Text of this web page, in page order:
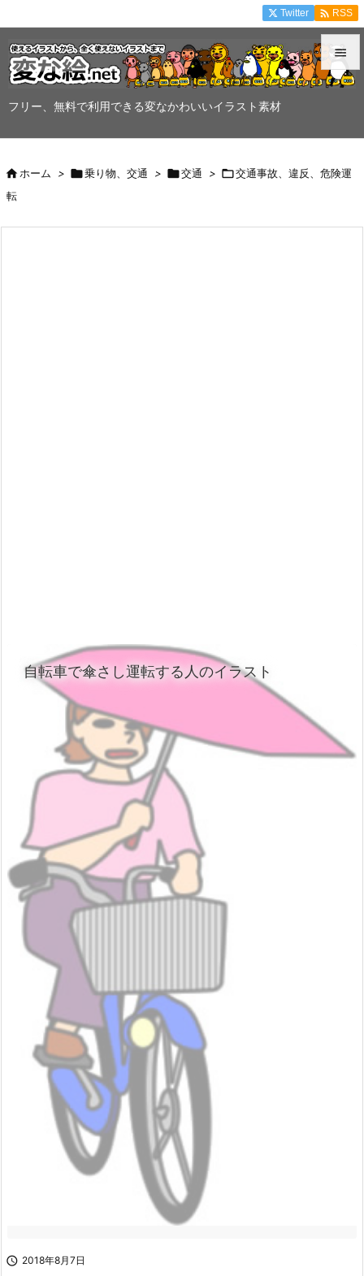
フリー、無料で利用できる変なかわいいイラスト素材



次へ
Twitter  RSS
ホーム > 乗り物、交通 > 交通 > 交通事故、違反、危険運
転
自転車で傘さし運転する人のイラスト
 2018年8月7日